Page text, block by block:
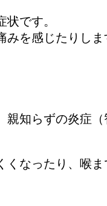
です。
を感じたりしま
知らずの炎症（
なったり、喉